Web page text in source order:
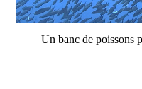
Un banc de poissons